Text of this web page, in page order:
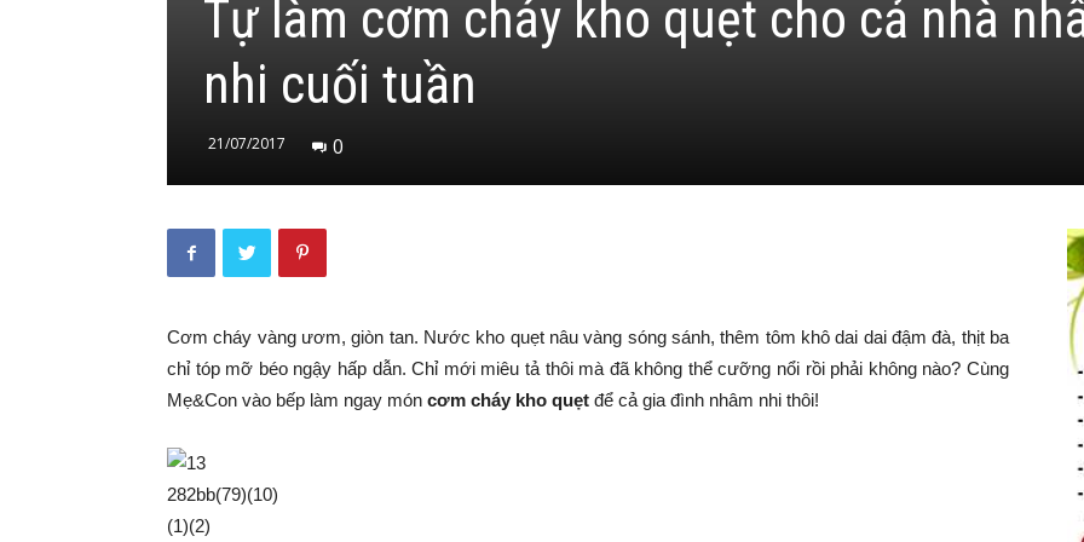
Tự làm cơm cháy kho quẹt cho cả nhà
nhi cuối tuần
21/07/2017 0
Cơm cháy vàng ươm, giòn tan. Nước kho quẹt nâu vàng sóng sánh, thêm tôm khô dai dai đậm đà, thịt ba
chỉ tóp mỡ béo ngậy hấp dẫn. Chỉ mới miêu tả thôi mà đã không thể cưỡng nổi rồi phải không nào? Cùng
Mẹ&Con vào bếp làm ngay món cơm cháy kho quẹt để cả gia đình nhâm nhi thôi!